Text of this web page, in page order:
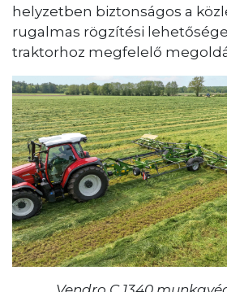
helyzetben biztonságos a
rugalmas rögzítési
traktorhoz megfelelő